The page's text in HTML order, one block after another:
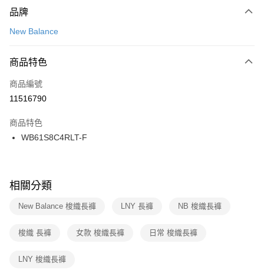
台灣樂天信用卡公司
【關於「AFTEE先享後付」】
便利好安心！
３．安心：先確認商品／服務後，再付款。
【「AFTEE先享後付」結帳流程】
１．於結帳方式選擇「AFTEE先享後付」後，將跳轉至「AFTEE先享後付」
２．訂單成立數日內，您將收到繳費通知簡訊。
３．收到繳費通知簡訊後14天內，點擊此簡訊中的連結，可透過四大超商／
ATM／網路銀行／等多元方式進行付款，方視為交易完成。
※ 交易是否成功請以「AFTEE先享後付 」之結帳頁面顯示為準，若有關於
是否繳費成功／繳費後需取消欲退款等相關疑問，請聯繫「AFTEE先享後付
客戶支援中心」 https://netprotections.freshdesk.com/support/home
１．透過由恩沛科技股份有限公司提供之「AFTEE先享後付」服務完成之交
權轉讓予恩沛科技股份有限公司。
運送方式
每筆NT$100，滿NT$1,500(含以上)免運費
宅配
每筆NT$100，滿NT$1,500(含以上)免運費
付款後門市自取
每筆NT$100，滿NT$1,500(含以上)免運費
品牌
New Balance
商品特色
商品編號
11516790
商品特色
WB61S8C4RLT-F
相關分類
New Balance 梭織長褲 LNY 長褲 NB 梭織長褲
梭織 長褲 女款 梭織長褲 日常 梭織長褲
LNY 梭織長褲